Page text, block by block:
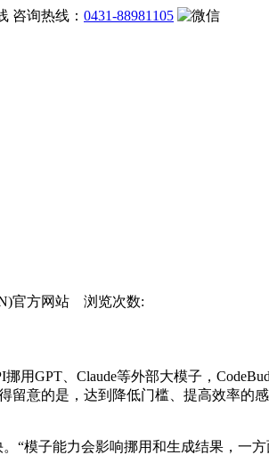
咨询热线： 0431-88981105
官方网站 浏览次数:
GPT、Claude等外部大模子，
留意的是，达到降低门槛、提高效率
模子能力会影响挪用和生成结果，一